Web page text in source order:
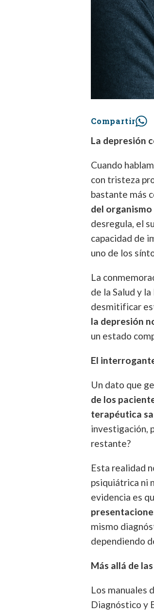
Compartir
La depresión
Cuando
con tristeza
bastante más
del organismo
desregula, el
capacidad de
uno de los
La
de la Salud y
desmitificar
la depresión
un estado
El
Un dato que
de los
terapéutica
investigación,
restante?
Esta realidad
psiquiátrica ni
evidencia es
mismo
dependiendo
Más allá de
Los manuales
Diagnóstico y